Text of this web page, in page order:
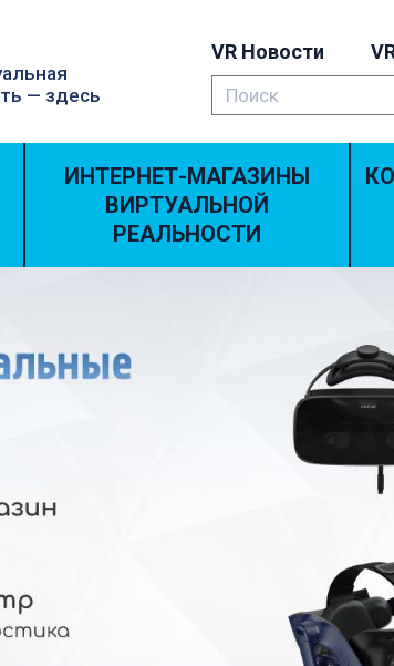
— здесь
VR Новости
ИНТЕРНЕТ-МАГАЗИНЫ
ВИРТУАЛЬНОЙ
РЕАЛЬНОСТИ